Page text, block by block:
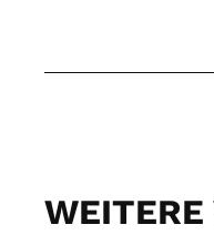
WEITERE